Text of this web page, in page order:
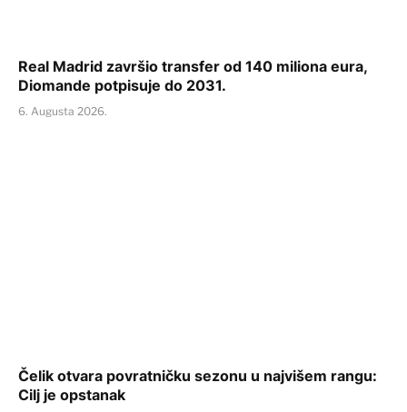
Real Madrid završio transfer od 140 miliona eura,
Diomande potpisuje do 2031.
6. Augusta 2026.
Čelik otvara povratničku sezonu u najvišem rangu:
Cilj je opstanak